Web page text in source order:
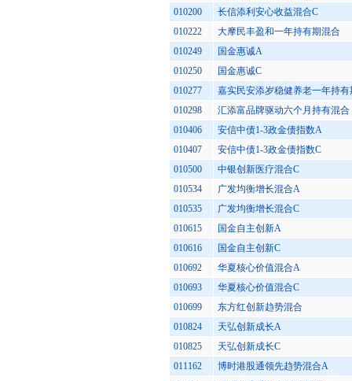
010200
长信添利安心收益混合C
010222
大摩民丰盈和一年持有期混合
010249
国金惠诚A
010250
国金惠诚C
010277
嘉实民安添岁稳健养老一年持
010298
汇添富品牌驱动六个月持有混合
010406
安信中债1-3政金债指数A
010407
安信中债1-3政金债指数C
010500
中银创新医疗混合C
010534
广发均衡增长混合A
010535
广发均衡增长混合C
010615
国金自主创新A
010616
国金自主创新C
010692
华夏核心价值混合A
010693
华夏核心价值混合C
010699
东方红创新趋势混合
010824
天弘创新成长A
010825
天弘创新成长C
011162
博时港股通领先趋势混合A